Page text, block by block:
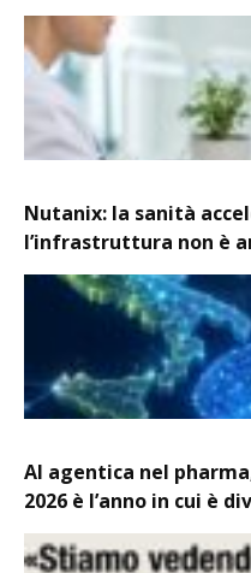
Nutanix: la sanità
l’infrastruttura non è
AI agentica nel
2026 è l’anno in cui è